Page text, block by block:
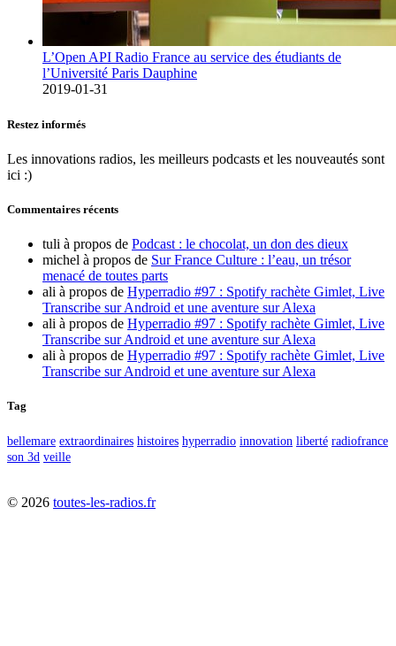
L’Open API Radio France au service des étudiants de
l’Université Paris Dauphine
2019-01-31
Restez informés
Les innovations radios, les meilleurs podcasts et les nouveautés sont
ici :)
Commentaires récents
tuli à propos de Podcast : le chocolat, un don des dieux
michel à propos de Sur France Culture : l’eau, un trésor
menacé de toutes parts
ali à propos de Hyperradio #97 : Spotify rachète Gimlet, Live
Transcribe sur Android et une aventure sur Alexa
ali à propos de Hyperradio #97 : Spotify rachète Gimlet, Live
Transcribe sur Android et une aventure sur Alexa
ali à propos de Hyperradio #97 : Spotify rachète Gimlet, Live
Transcribe sur Android et une aventure sur Alexa
Tag
bellemare extraordinaires histoires hyperradio innovation liberté radiofrance
son 3d veille
© 2026 toutes-les-radios.fr